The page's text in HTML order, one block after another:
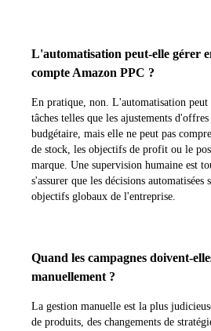
L'automatisation peut-elle gérer
compte Amazon PPC ?
En pratique, non. L'automatisation
tâches telles que les ajustements
budgétaire, mais elle ne peut pas
de stock, les objectifs de profit ou le
marque. Une supervision humaine est
s'assurer que les décisions automatisées
objectifs globaux de l'entreprise.
Quand les campagnes doivent-
manuellement ?
La gestion manuelle est la plus
de produits, des changements de